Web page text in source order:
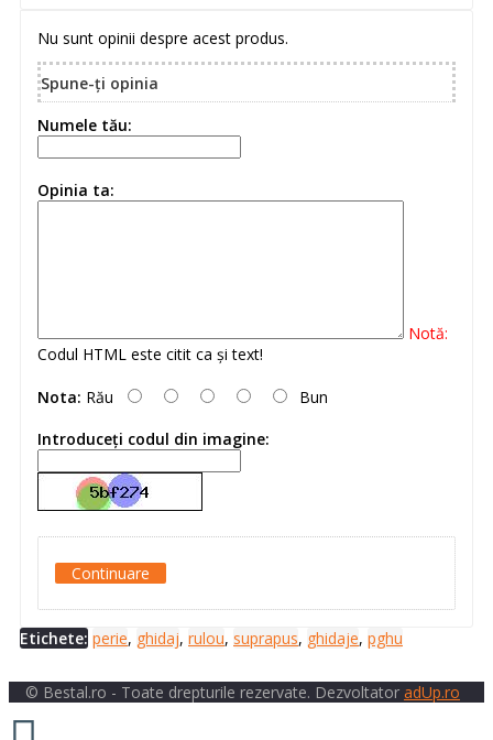
Nu sunt opinii despre acest produs.
Spune-ţi opinia
Numele tău:
Opinia ta:
Notă:
Codul HTML este citit ca şi text!
Nota: Rău
Bun
Introduceţi codul din imagine:
Continuare
Etichete: perie, ghidaj, rulou, suprapus, ghidaje, pghu
© Bestal.ro - Toate drepturile rezervate. Dezvoltator adUp.ro